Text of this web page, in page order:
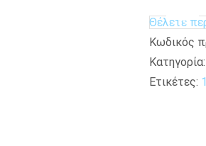
Θέλετε
Κωδικός
Κατηγορία:
Ετικέτες: